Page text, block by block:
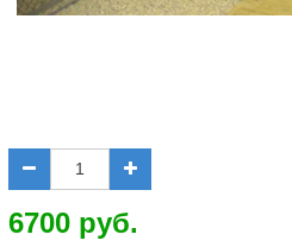
6700 руб.